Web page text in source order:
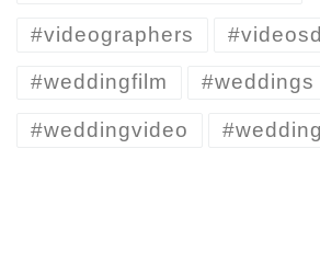
#videographers
#weddingfilm #weddings
#weddingvideo